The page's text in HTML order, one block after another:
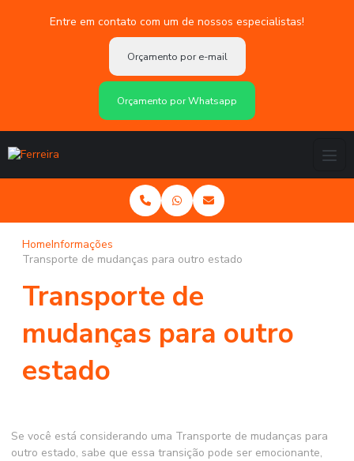
Entre em contato com um de nossos especialistas!
Orçamento por e-mail
Orçamento por Whatsapp
HomeInformações
Transporte de mudanças para outro estado
Transporte de
mudanças para outro
estado
Se você está considerando uma Transporte de mudanças para
outro estado, sabe que essa transição pode ser emocionante,